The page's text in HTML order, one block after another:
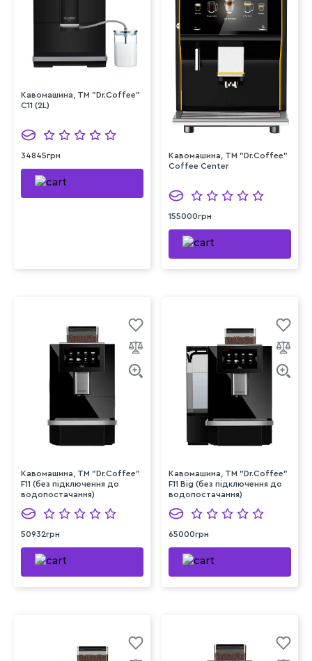
Кавомашина, ТМ "Dr.Coffee"
C11 (2L)
34845грн
Кавомашина, ТМ "Dr.Coffee"
Coffee Center
155000грн
Кавомашина, ТМ "Dr.Coffee"
F11 (без підключення до
водопостачання)
50932грн
Кавомашина, ТМ "Dr.Coffee"
F11 Big (без підключення до
водопостачання)
65000грн